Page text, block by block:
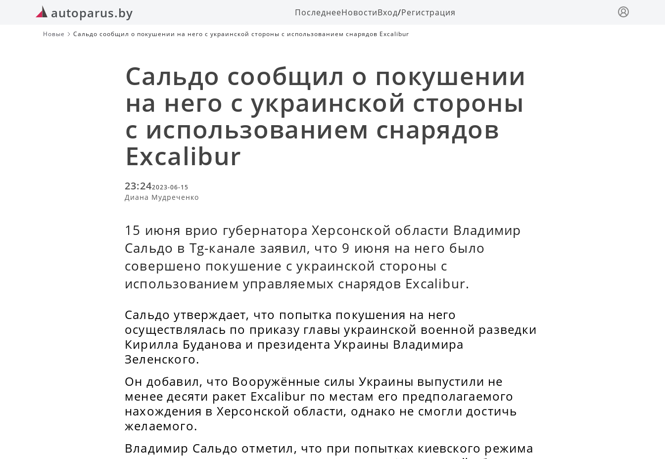
autoparus.by ПоследнееНовостиВход/Регистрация
Новые Сальдо сообщил о покушении на него с украинской стороны с использованием снарядов Excalibur
Сальдо сообщил о покушении
на него с украинской стороны
с использованием снарядов
Excalibur
23:242023-06-15
Диана Мудреченко
15 июня врио губернатора Херсонской области Владимир
Сальдо в Tg-канале заявил, что 9 июня на него было
совершено покушение с украинской стороны с
использованием управляемых снарядов Excalibur.
Сальдо утверждает, что попытка покушения на него
осуществлялась по приказу главы украинской военной разведки
Кирилла Буданова и президента Украины Владимира
Зеленского.
Он добавил, что Вооружённые силы Украины выпустили не
менее десяти ракет Excalibur по местам его предполагаемого
нахождения в Херсонской области, однако не смогли достичь
желаемого.
Владимир Сальдо отметил, что при попытках киевского режима